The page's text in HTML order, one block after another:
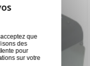
que
des
pour
sur votre